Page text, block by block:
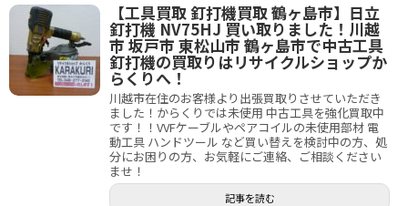
【工具買取 釘打機買取 鶴ヶ島市】日立
釘打機 NV75HJ 買い取りました！川越
市 坂戸市 東松山市 鶴ヶ島市で中古工具
釘打機の買取りはリサイクルショップか
らくりへ！
川越市在住のお客様より出張買取りさせていただき
ました！からくりでは未使用 中古工具を強化買取中
です！！VVFケーブルやペアコイルの未使用部材 電
動工具 ハンドツール など買い替えを検討中の方、処
分にお困りの方、お気軽にご連絡、ご相談ください
ませ！
記事を読む